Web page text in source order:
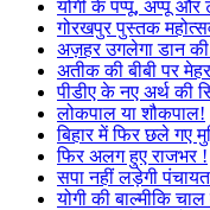
योगी के पप्पू, अप्पू और
गोरखपुर पुस्तक
अज़हर उगलेगा डान
अतीक की बीबी पर
पीडीए के नए अर्थ की
लोकपाल या शौकपाल!
बिहार में फिर छले गए
फिर अलग हुए राजभर !
सपा नहीं लड़ेगी
योगी की बाल्मीकि